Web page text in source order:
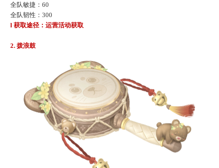
全队敏捷： 60
全队韧性 ： 300
l 获取途径：运营活动获取
2. 拨浪鼓